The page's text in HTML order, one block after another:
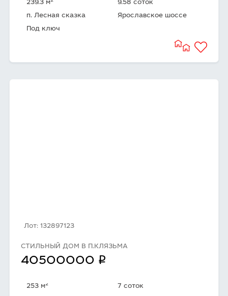
239.3 м
9.58 соток
п. Лесная сказка
Ярославское шоссе
Под ключ
Лот: 132897123
СТИЛЬНЫЙ ДОМ В П.КЛЯЗЬМА
40500000 q
253 м2 7 соток